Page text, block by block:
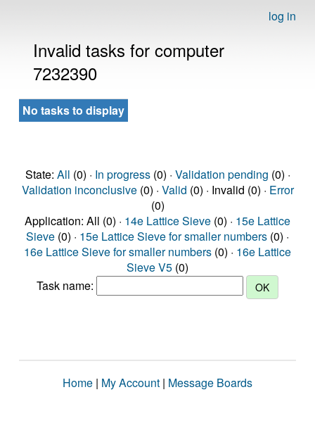
log in
Invalid tasks for computer
7232390
No tasks to display
State: All (0) · In progress(0) · Validation pending (0) ·
Validation inconclusive(0) · Valid (0) · Invalid (0) · Error
(0)
Application: All (0) · 14e Lattice Sieve (0) · 15e Lattice
Sieve (0) · 15e Lattice Sieve for smaller numbers (0) ·
16e Lattice Sieve for smaller numbers (0) · 16e Lattice
Sieve V5 (0)
Task name:
Home | My Account | Message Boards